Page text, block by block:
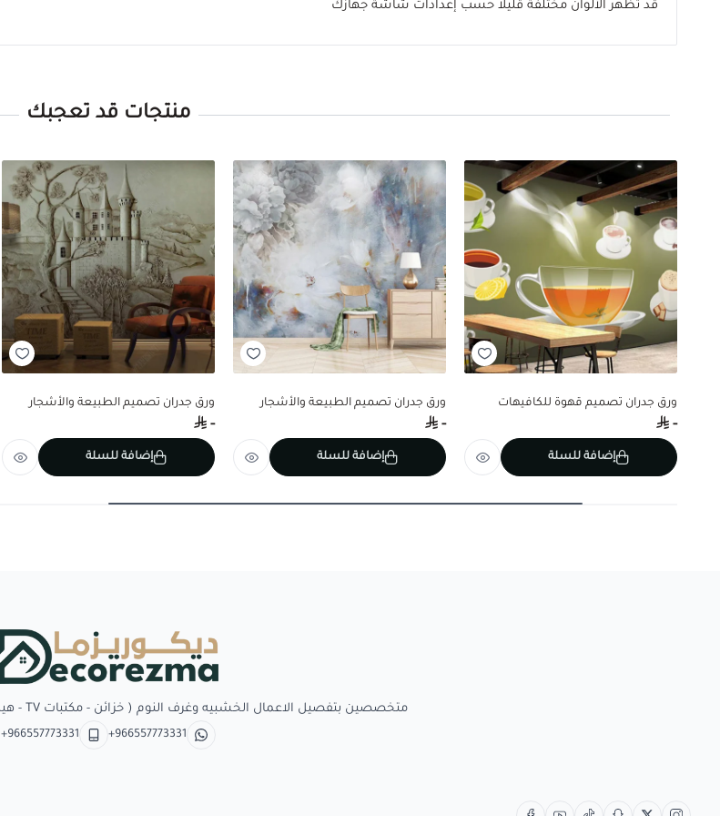
قد تظهر الألوان مختلفة قليلاً حسب إعدادات شاشة جهازك
منتجات قد تعجبك
ورق جدران تصميم قهوة للكافيهات
-
إضافة للسلة
ورق جدران تصميم الطبيعة والأشجار
-
إضافة للسلة
ورق جدران تصميم الطبيعة والأشجار
-
إضافة للسلة
متخصصين بتفصيل الاعمال الخشبيه وغرف النوم ( خزائن - مكتبات TV - هيدبورد ) توريد منتجات وبدائل الديكور
+966557773331
+966557773331